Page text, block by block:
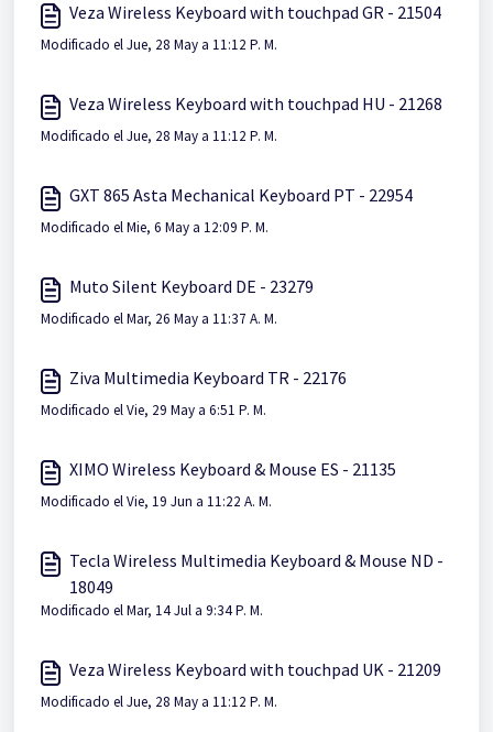
Veza Wireless Keyboard with touchpad GR - 21504
Modificado el Jue, 28 May a 11:12 P. M.
Veza Wireless Keyboard with touchpad HU - 21268
Modificado el Jue, 28 May a 11:12 P. M.
GXT 865 Asta Mechanical Keyboard PT - 22954
Modificado el Mie, 6 May a 12:09 P. M.
Muto Silent Keyboard DE - 23279
Modificado el Mar, 26 May a 11:37 A. M.
Ziva Multimedia Keyboard TR - 22176
Modificado el Vie, 29 May a 6:51 P. M.
XIMO Wireless Keyboard & Mouse ES - 21135
Modificado el Vie, 19 Jun a 11:22 A. M.
Tecla Wireless Multimedia Keyboard & Mouse ND -
18049
Modificado el Mar, 14 Jul a 9:34 P. M.
Veza Wireless Keyboard with touchpad UK - 21209
Modificado el Jue, 28 May a 11:12 P. M.